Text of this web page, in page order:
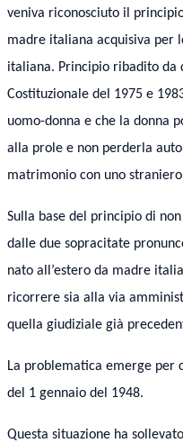
veniva riconosciuto il
madre italiana acquisiva per
italiana. Principio ribadito da
Costituzionale del 1975 e
uomo-donna e che la donna
alla prole e non perderla
matrimonio con uno
Sulla base del principio di
dalle due sopracitate
nato all’estero da madre
ricorrere sia alla via
quella giudiziale già
La problematica emerge per
del 1 gennaio del 1948.
Questa situazione ha